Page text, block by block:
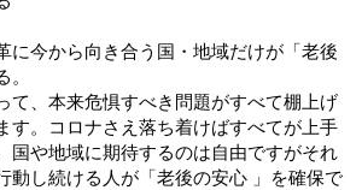
今から向き合う国・地域だけが「老後
て、本来危惧すべき問題がすべて棚上げ
す。コロナさえ落ち着けばすべてが上手
国や地域に期待するのは自由ですがそれ
動し続ける人が「老後の安心 」を確保で